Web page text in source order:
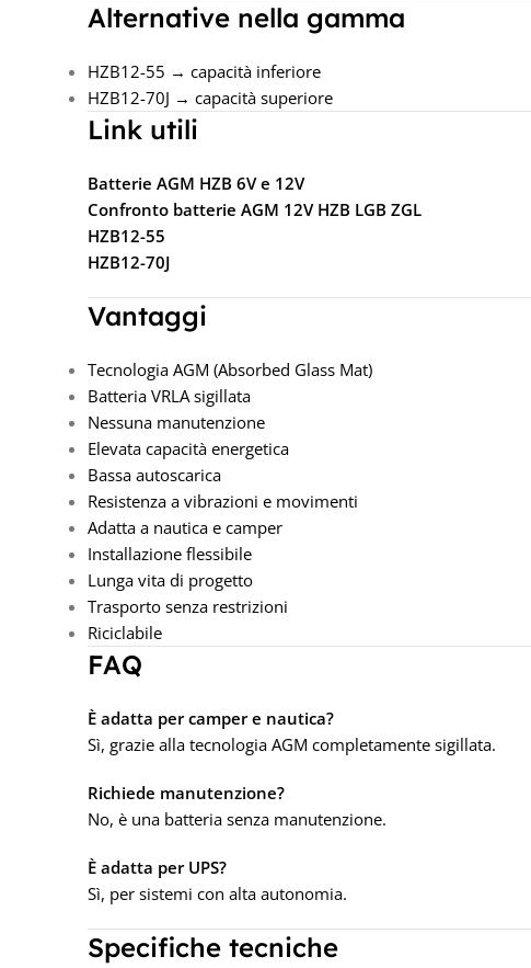
Alternative nella gamma
HZB12-55 → capacità inferiore
HZB12-70J → capacità superiore
Link utili
Batterie AGM HZB 6V e 12V
Confronto batterie AGM 12V HZB LGB ZGL
HZB12-55
HZB12-70J
Vantaggi
Tecnologia AGM (Absorbed Glass Mat)
Batteria VRLA sigillata
Nessuna manutenzione
Elevata capacità energetica
Bassa autoscarica
Resistenza a vibrazioni e movimenti
Adatta a nautica e camper
Installazione flessibile
Lunga vita di progetto
Trasporto senza restrizioni
Riciclabile
FAQ
È adatta per camper e nautica?
Sì, grazie alla tecnologia AGM completamente sigillata.
Richiede manutenzione?
No, è una batteria senza manutenzione.
È adatta per UPS?
Sì, per sistemi con alta autonomia.
Specifiche tecniche